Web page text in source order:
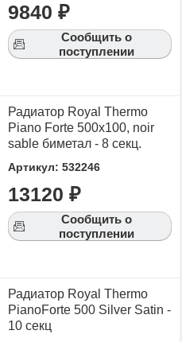
9840 ₽
Сообщить о
поступлении
Радиатор Royal Thermo
Piano Forte 500х100, noir
sable биметал - 8 секц.
Артикул: 532246
13120 ₽
Сообщить о
поступлении
Радиатор Royal Thermo
PianoForte 500 Silver Satin -
10 секц